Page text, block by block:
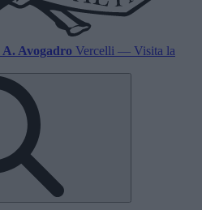
A. Avogadro Vercelli — Visita la